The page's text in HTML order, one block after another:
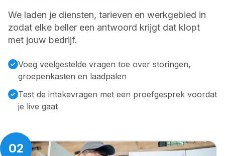
We laden je diensten, tarieven en werkgebied in
zodat elke beller een antwoord krijgt dat klopt
met jouw bedrijf.
Voeg veelgestelde vragen toe over storingen,
groepenkasten en laadpalen
Test de intakevragen met een proefgesprek voordat
je live gaat
02